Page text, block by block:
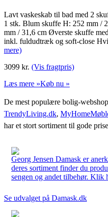
Lavt vaskeskab til bad med 2
1 stk. Blum skuffe H: 252 mm /
mm / 31,6 cm Øverste skuffe
inkl. fuldudtræk og soft-close
mere)
3099 kr. (Vis fragtpris)
Læs mere »Køb nu »
De mest populære bolig-
TrendyLiving.dk,
har et stort sortiment til gode
Georg Jensen Damask er
deres sortiment finder du
sengen og andet tilbehør. Klik
Se udvalget på Damask.dk